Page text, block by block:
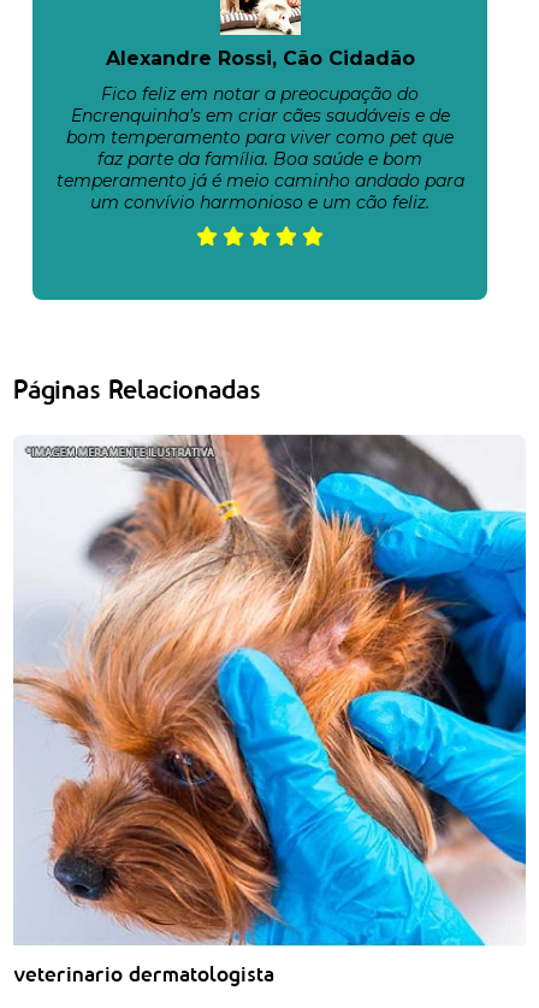
Alexandre Rossi, Cão Cidadão
Fico feliz em notar a preocupação do
Encrenquinha’s em criar cães saudáveis e de
bom temperamento para viver como pet que
faz parte da família. Boa saúde e bom
temperamento já é meio caminho andado para
um convívio harmonioso e um cão feliz.
Páginas Relacionadas
veterinario dermatologista